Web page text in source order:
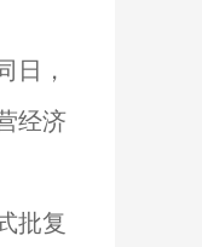
日，
经济
批复